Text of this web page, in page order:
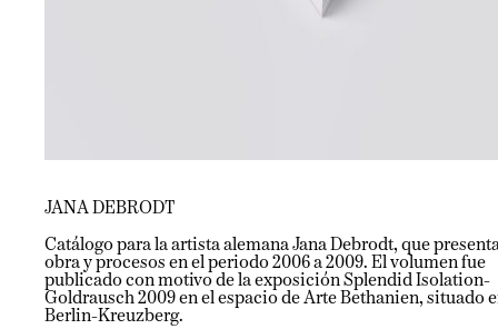
JANA DEBRODT
Catálogo para la artista alemana Jana Debrodt, que
obra y procesos en el periodo 2006 a 2009. El volumen fue
publicado con motivo de la exposición Splendid Isolation-
Goldrausch 2009 en el espacio de Arte Bethanien, situado
Berlin-Kreuzberg.